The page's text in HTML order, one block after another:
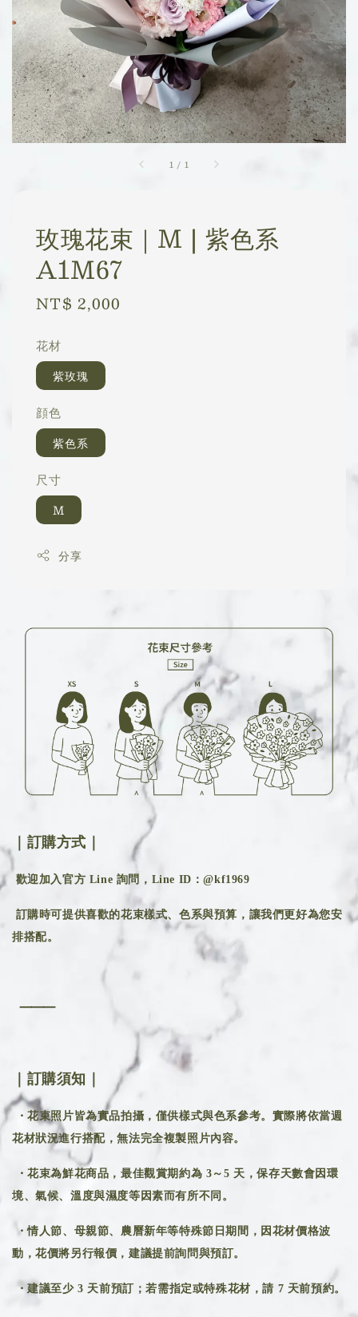
1 / 1
玫瑰花束｜M | 紫色系
A1M67
Regular
NT$ 2,000
花材
紫玫瑰
顔色
紫色系
尺寸
M
分享
｜訂購方式｜
歡迎加入官方 Line 詢問，Line ID：@kf1969
訂購時可提供喜歡的花束樣式、色系與預算，讓我們更好為您安
排搭配。
⸻
｜訂購須知｜
・花束照片皆為實品拍攝，僅供樣式與色系參考。實際將依當週
花材狀況進行搭配，無法完全複製照片內容。
・花束為鮮花商品，最佳觀賞期約為 3～5 天，保存天數會因環
境、氣候、溫度與濕度等因素而有所不同。
・情人節、母親節、農曆新年等特殊節日期間，因花材價格波
動，花價將另行報價，建議提前詢問與預訂。
・建議至少 3 天前預訂；若需指定或特殊花材，請 7 天前預約。